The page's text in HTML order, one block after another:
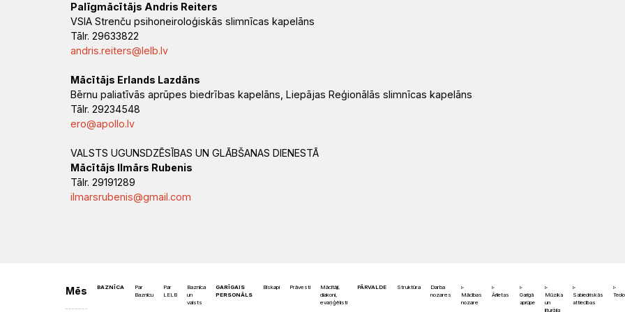
Palīgmācītājs Andris Reiters
VSIA Strenču psihoneiroloģiskās slimnīcas kapelāns
Tālr. 29633822
andris.reiters@lelb.lv
Mācītājs Erlands Lazdāns
Bērnu paliatīvās aprūpes biedrības kapelāns, Liepājas Reģionālās slimnīcas kapelāns
Tālr. 29234548
ero@apollo.lv
VALSTS UGUNSDZĒSĪBAS UN GLĀBŠANAS DIENESTĀ
Mācītājs Ilmārs Rubenis
Tālr. 29191289
ilmarsrubenis@gmail.com
Mēs BAZNĪCA
Par
Baznīcu
Par
LELB
Baznīca
un
valsts
GARĪGAIS
PERSONĀLS
Bīskapi Prāvesti
Mācītāji,
diakoni,
evaņģēlisti
PĀRVALDE Struktūra
Darba
nozares
Mācības
nozare
Ārlietas
Garīgā
aprūpe
Mūzika
un
liturģija
Sabiedriskās
attiecības